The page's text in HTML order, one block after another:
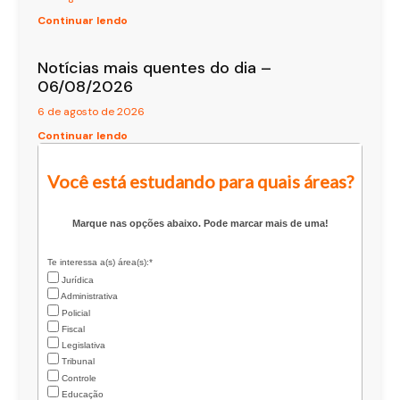
Continuar lendo
Notícias mais quentes do dia –
06/08/2026
6 de agosto de 2026
Continuar lendo
Você está estudando para quais áreas?
Marque nas opções abaixo. Pode marcar mais de uma!
Te interessa a(s) área(s):*
Jurídica
Administrativa
Policial
Fiscal
Legislativa
Tribunal
Controle
Educação